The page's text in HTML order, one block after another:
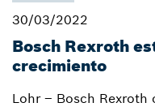
30/03/2022
Bosch Rexroth
crecimiento
Lohr – Bosch Rexroth